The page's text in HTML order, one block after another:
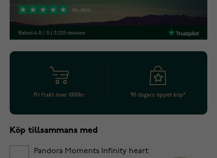
Fri frakt över 1000kr 90 dagars öppet köp*
Köp tillsammans med
Pandora Moments Infinity heart